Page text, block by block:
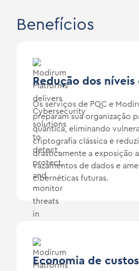
Benefícios
Redução dos
Os serviços de PQC e
preparam sua organização
quântica, eliminando
criptografia clássica e
drasticamente a exposição
vazamentos de dados e
cibernéticas futuras.
Economia de custos